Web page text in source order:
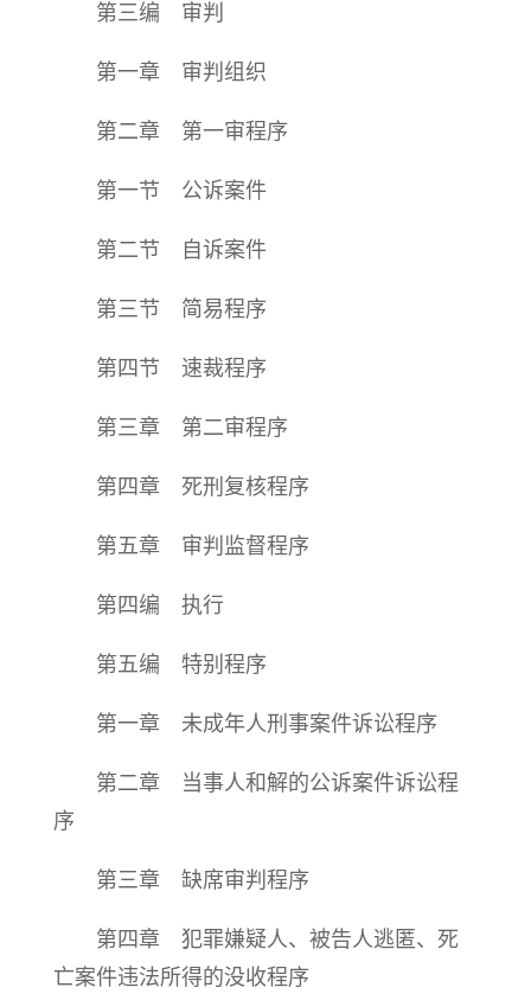
第三编 审判
第一章 审判组织
第二章 第一审程序
第一节 公诉案件
第二节 自诉案件
第三节 简易程序
第四节 速裁程序
第三章 第二审程序
第四章 死刑复核程序
第五章 审判监督程序
第四编 执行
第五编 特别程序
第一章 未成年人刑事案件诉讼程序
第二章 当事人和解的公诉案件诉讼程
序
第三章 缺席审判程序
第四章 犯罪嫌疑人、被告人逃匿、死
亡案件违法所得的没收程序